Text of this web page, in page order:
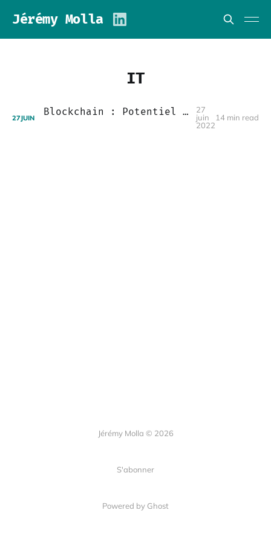
Jérémy Molla
IT
27JUIN
Blockchain : Potentiel et défis d'une révolution en cours
27
juin
2022
14 min read
Jérémy Molla © 2026
S'abonner
Powered by Ghost